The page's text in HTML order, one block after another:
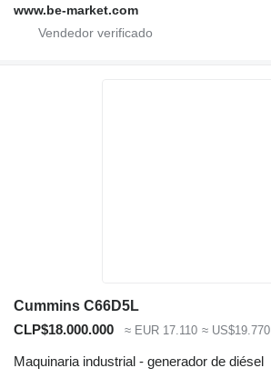
www.be-market.com
Cummins C66D5L
CLP$18.000.000
≈ EUR 17.110 ≈ US$19.770
Maquinaria industrial - generador de diésel